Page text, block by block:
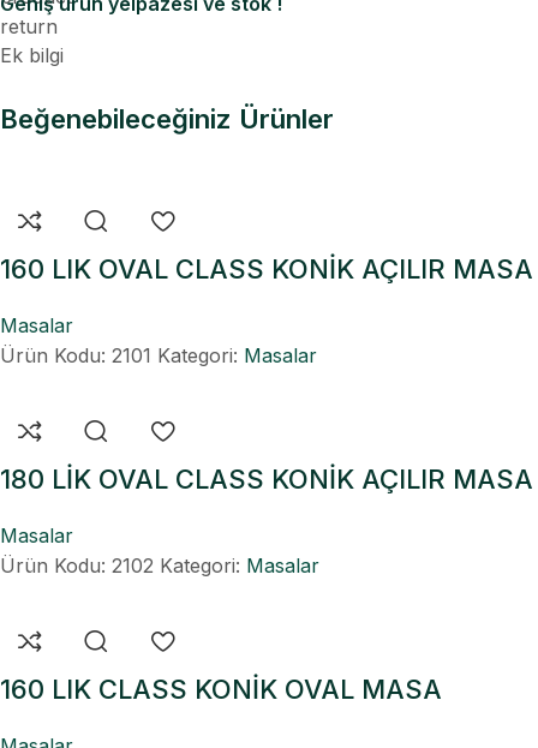
Ek bilgi
Beğenebileceğiniz Ürünler
160 LIK OVAL CLASS KONİK AÇILIR MASA
Masalar
Ürün Kodu: 2101 Kategori: Masalar
180 LİK OVAL CLASS KONİK AÇILIR MASA
Masalar
Ürün Kodu: 2102 Kategori: Masalar
160 LIK CLASS KONİK OVAL MASA